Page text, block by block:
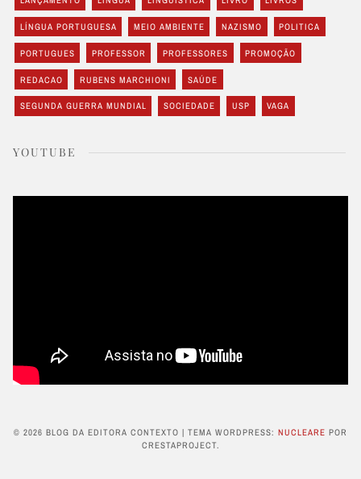
LÍNGUA PORTUGUESA MEIO AMBIENTE NAZISMO POLITICA
PORTUGUES PROFESSOR PROFESSORES PROMOÇÃO
REDACAO RUBENS MARCHIONI SAÚDE
SEGUNDA GUERRA MUNDIAL SOCIEDADE USP VAGA
YOUTUBE
© 2026 BLOG DA EDITORA CONTEXTO | TEMA WORDPRESS: NUCLEARE POR
CRESTAPROJECT.